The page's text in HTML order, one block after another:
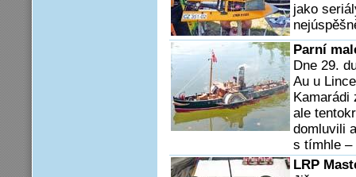
jako
Parní
Dne 29.
Au u
Kamarádi
ale
domluvili
s tímhle
LRP